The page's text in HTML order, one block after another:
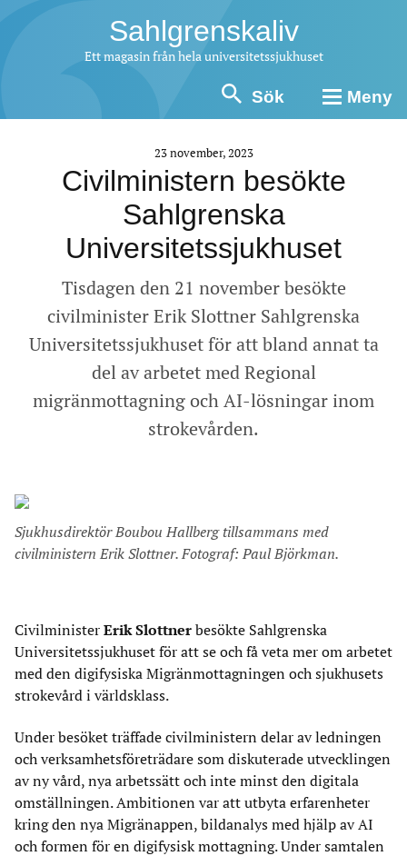
Sahlgrenskaliv
Ett magasin från hela universitetssjukhuset
Sök Meny
23 november, 2023
Civilministern besökte
Sahlgrenska
Universitetssjukhuset
Tisdagen den 21 november besökte
civilminister Erik Slottner Sahlgrenska
Universitetssjukhuset för att bland annat ta
del av arbetet med Regional
migränmottagning och AI-lösningar inom
strokevården.
Sjukhusdirektör Boubou Hallberg tillsammans med
civilministern Erik Slottner. Fotograf: Paul Björkman.
Civilminister Erik Slottner besökte Sahlgrenska
Universitetssjukhuset för att se och få veta mer om arbetet
med den digifysiska Migränmottagningen och sjukhusets
strokevård i världsklass.
Under besöket träffade civilministern delar av ledningen
och verksamhetsföreträdare som diskuterade utvecklingen
av ny vård, nya arbetssätt och inte minst den digitala
omställningen. Ambitionen var att utbyta erfarenheter
kring den nya Migränappen, bildanalys med hjälp av AI
och formen för en digifysisk mottagning. Under samtalen